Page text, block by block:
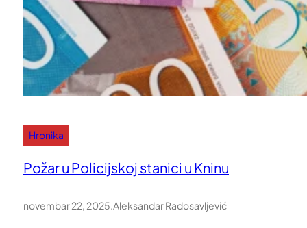
Hronika
Požar u Policijskoj stanici u Kninu
novembar 22, 2025 Aleksandar Radosavljević